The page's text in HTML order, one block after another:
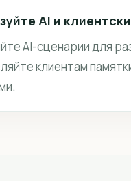
AI и
AI-сценарии для
клиентам